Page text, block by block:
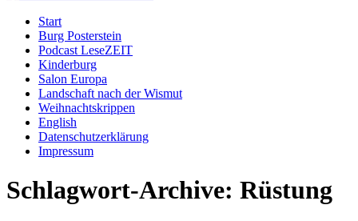
Start
Burg Posterstein
Podcast LeseZEIT
Kinderburg
Salon Europa
Landschaft nach der Wismut
Weihnachtskrippen
English
Datenschutzerklärung
Impressum
Schlagwort-Archive: Rüstung